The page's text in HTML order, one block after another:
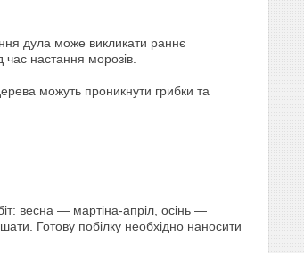
дула може викликати раннє
настання морозів.
можуть проникнути грибки та
весна — мартіна-апріл, осінь —
Готову побілку необхідно наносити